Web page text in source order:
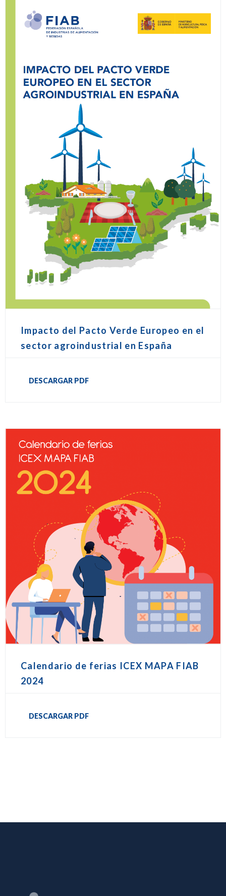
Impacto del Pacto Verde Europeo en el
sector agroindustrial en España
DESCARGAR PDF
Calendario de ferias ICEX MAPA FIAB
2024
DESCARGAR PDF